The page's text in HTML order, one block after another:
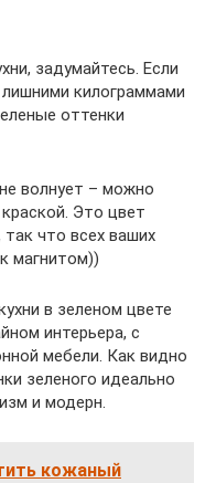
задумайтесь. Если
килограммами
оттенки
волнует – можно
Это цвет
что всех ваших
магнитом))
в зеленом цвете
интерьера, с
мебели. Как видно
зеленого идеально
и модерн.
кожаный